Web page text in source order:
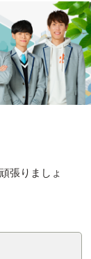
張りましょ